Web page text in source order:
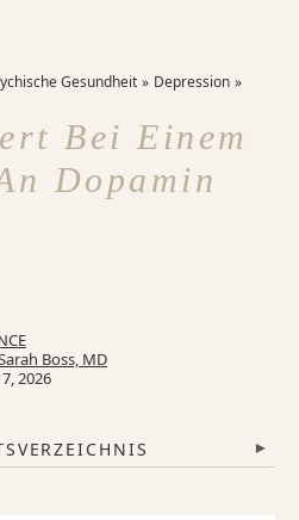
Gesundheit Depression
Bei Einem
Dopamin
Boss, MD
2026
▾